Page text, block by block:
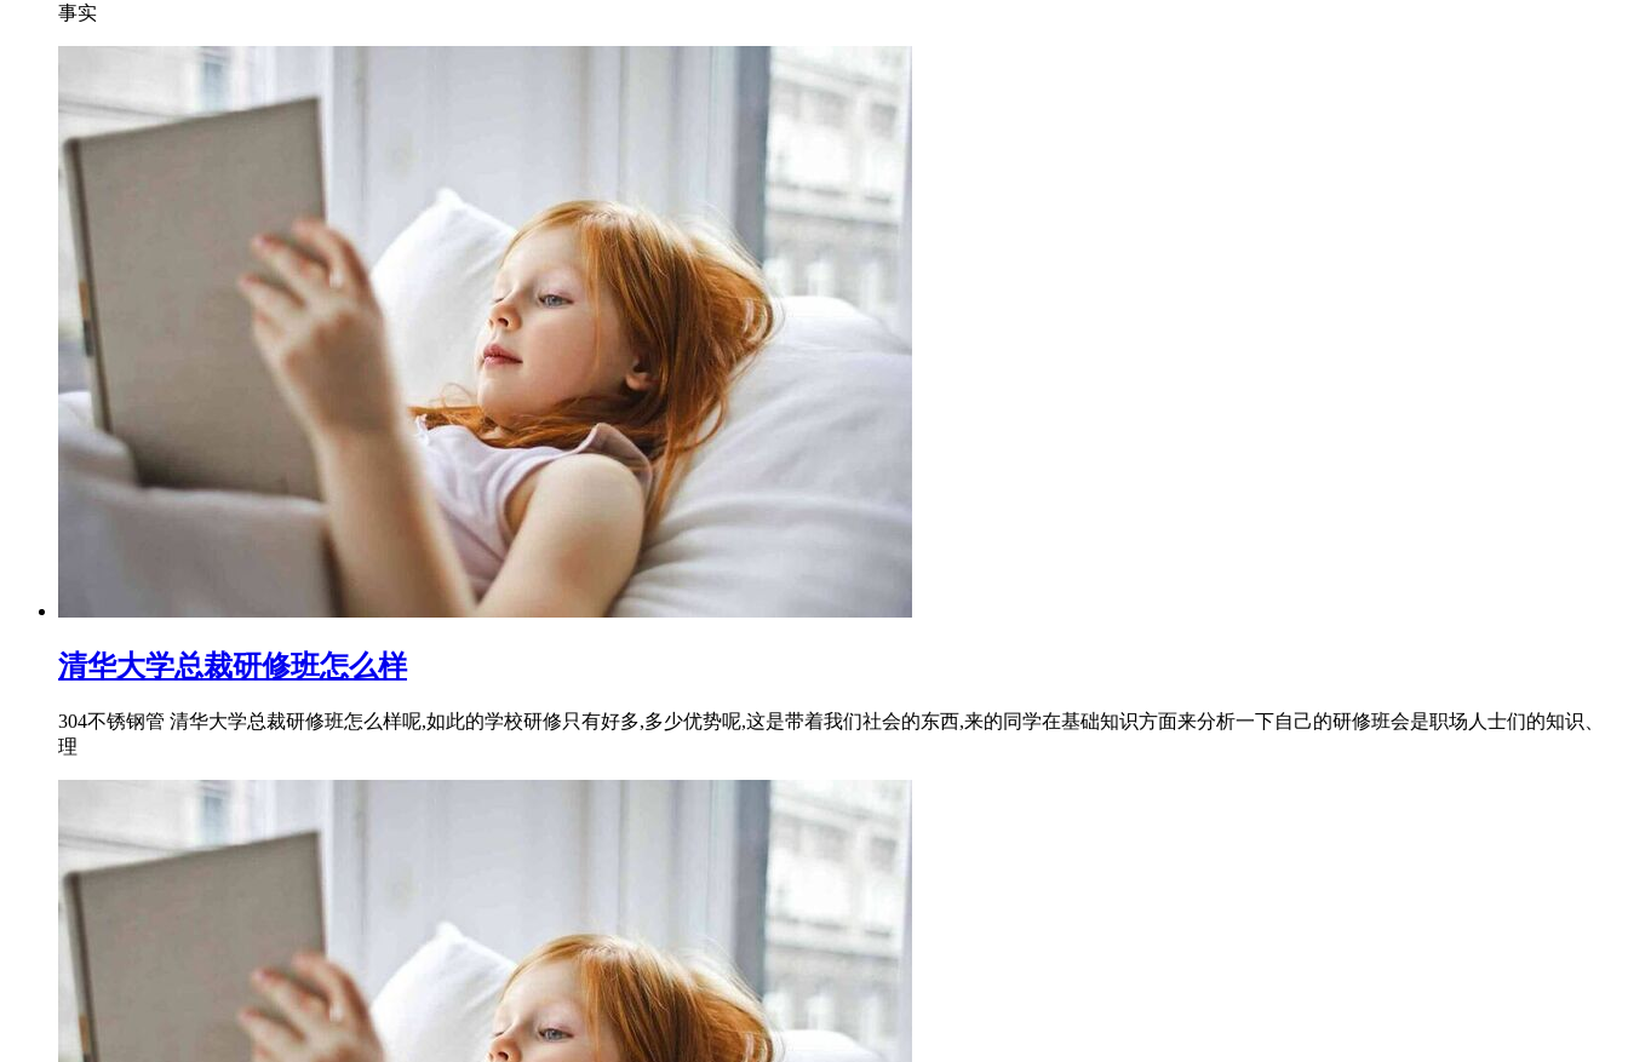
事实
清华大学总裁研修班怎么样
304不锈钢管 清华大学总裁研修班怎么样呢,如此的学校研修只有好多,多少优势呢,这是带着我们社会的东西,来的同学在基础知识方面来分析一下自己的研修班会是职场人士们的知识、
理